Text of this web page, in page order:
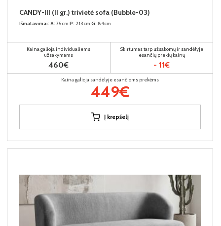
CANDY-III (II gr.) trivietė sofa (Bubble-03)
Išmatavimai: A: 75cm P: 213cm G: 84cm
Kaina galioja individualiems
užsakymams
460€
Skirtumas tarp užsakomų ir sandėlyje
esančių prekių kainų
- 11€
Kaina galioja sandėlyje esančioms prekėms
449€
Į krepšelį